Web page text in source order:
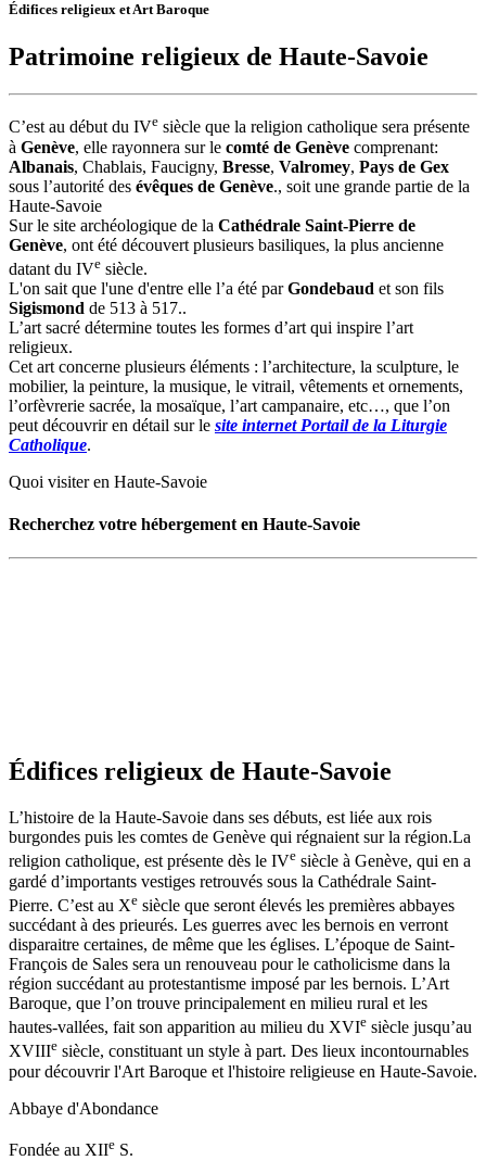
Édifices religieux et Art Baroque
Patrimoine religieux de Haute-Savoie
C’est au début du IVe siècle que la religion catholique sera présente
à Genève, elle rayonnera sur le comté de Genève comprenant:
Albanais, Chablais, Faucigny, Bresse, Valromey, Pays de Gex
sous l’autorité des évêques de Genève., soit une grande partie de la
Haute-Savoie
Sur le site archéologique de la Cathédrale Saint-Pierre de
Genève, ont été découvert plusieurs basiliques, la plus ancienne
datant du IVe siècle.
L'on sait que l'une d'entre elle l’a été parGondebaud et son fils
Sigismond de 513 à 517..
L’art sacré détermine toutes les formes d’art qui inspire l’art
religieux.
Cet art concerne plusieurs éléments : l’architecture, la sculpture, le
mobilier, la peinture, la musique, le vitrail, vêtements et ornements,
l’orfèvrerie sacrée, la mosaïque, l’art campanaire, etc…, que l’on
peut découvrir en détail sur le site internet Portail de la Liturgie
Catholique.
Quoi visiter en Haute-Savoie
Recherchez votre hébergement en Haute-Savoie
Édifices religieux de Haute-Savoie
L’histoire de la Haute-Savoie dans ses débuts, est liée aux rois
burgondes puis les comtes de Genève qui régnaient sur la région.La
religion catholique, est présente dès le IVe siècle à Genève, qui en a
gardé d’importants vestiges retrouvés sous la Cathédrale Saint-
Pierre. C’est au Xe siècle que seront élevés les premières abbayes
succédant à des prieurés. Les guerres avec les bernois en verront
disparaitre certaines, de même que les églises. L’époque de Saint-
François de Sales sera un renouveau pour le catholicisme dans la
région succédant au protestantisme imposé par les bernois. L’Art
Baroque, que l’on trouve principalement en milieu rural et les
hautes-vallées, fait son apparition au milieu du XVIe siècle jusqu’au
XVIIIe siècle, constituant un style à part. Des lieux incontournables
pour découvrir l'Art Baroque et l'histoire religieuse en Haute-Savoie.
Abbaye d'Abondance
Fondée au XIIe S.